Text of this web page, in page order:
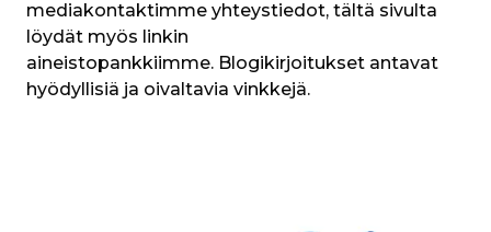
mediakontaktimme yhteystiedot, tältä sivulta
löydät myös linkin
aineistopankkiimme. Blogikirjoitukset antavat
hyödyllisiä ja oivaltavia vinkkejä.